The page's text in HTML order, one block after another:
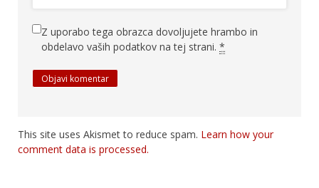
Z uporabo tega obrazca dovoljujete hrambo in
obdelavo vaših podatkov na tej strani. *
This site uses Akismet to reduce spam. Learn how your
comment data is processed.